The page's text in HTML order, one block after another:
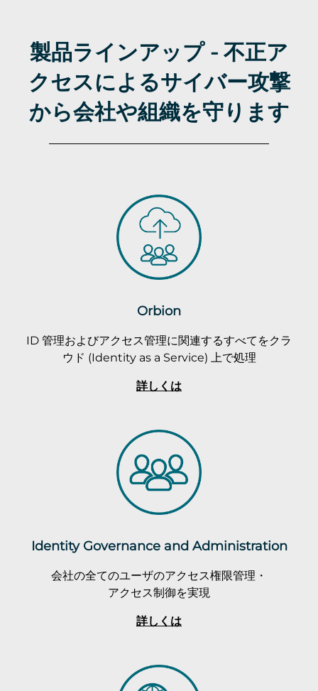
製品ラインアップ - 不正ア
クセスによるサイバー攻撃
から会社や組織を守ります
Orbion
ID 管理およびアクセス管理に関連するすべてをクラ
ウド (Identity as a Service) 上で処理
詳しくは
Identity Governance and Administration
会社の全てのユーザのアクセス権限管理・
アクセス制御を実現
詳しくは